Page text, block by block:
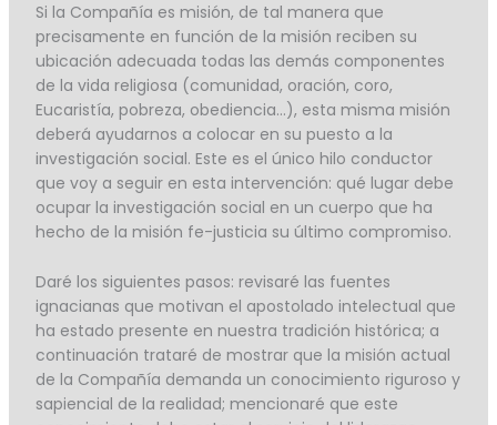
Si la Compañía es misión, de tal manera que
precisamente en función de la misión reciben su
ubicación adecuada todas las demás componentes
de la vida religiosa (comunidad, oración, coro,
Eucaristía, pobreza, obediencia…), esta misma misión
deberá ayudarnos a colocar en su puesto a la
investigación social. Este es el único hilo conductor
que voy a seguir en esta intervención: qué lugar debe
ocupar la investigación social en un cuerpo que ha
hecho de la misión fe-justicia su último compromiso.
Daré los siguientes pasos: revisaré las fuentes
ignacianas que motivan el apostolado intelectual que
ha estado presente en nuestra tradición histórica; a
continuación trataré de mostrar que la misión actual
de la Compañía demanda un conocimiento riguroso y
sapiencial de la realidad; mencionaré que este